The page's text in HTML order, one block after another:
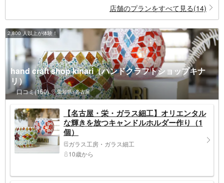
店舗のプランをすべて見る(14)
2,800 人以上が体験！
hand craft shop kinari（ハンドクラフトショップキナ
リ）
口コミ(160) 愛知県>名古屋
【名古屋・栄・ガラス細工】オリエンタル
な輝きを放つキャンドルホルダー作り（1
個）
ガラス工房・ガラス細工
10歳から